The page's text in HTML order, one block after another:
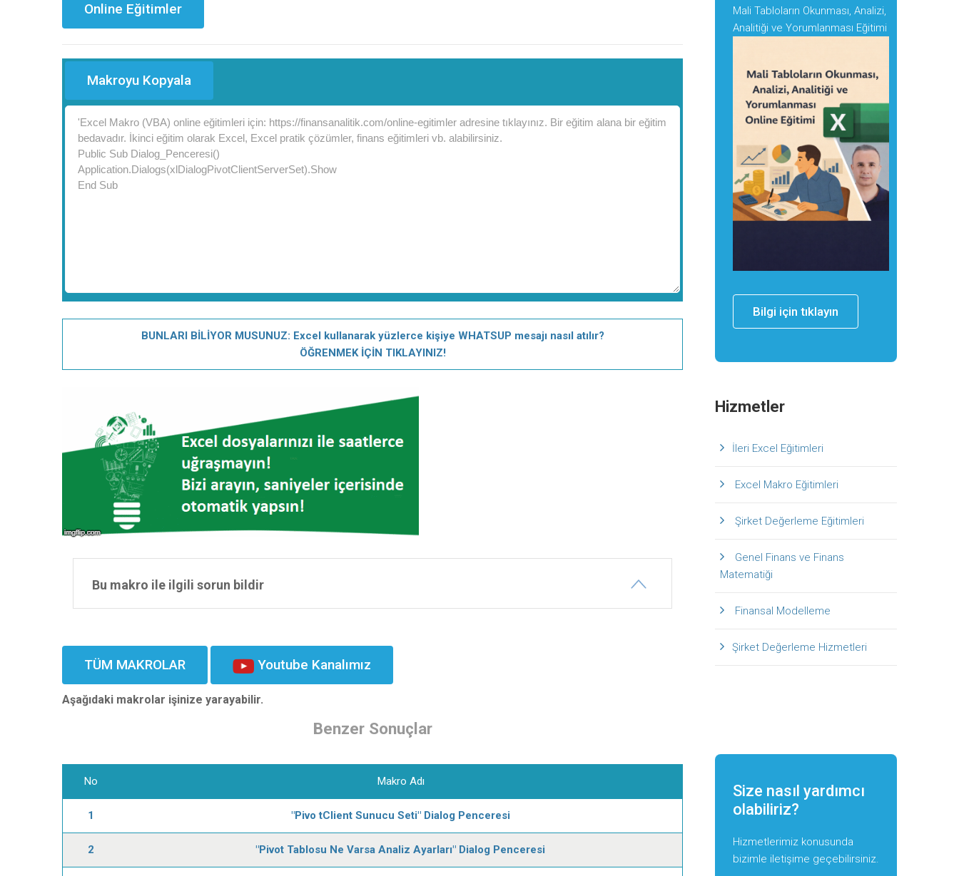
Online Eğitimler
Makroyu Kopyala
BUNLARI BİLİYOR MUSUNUZ: Excel kullanarak yüzlerce kişiye WHATSUP mesajı nasıl atılır?
ÖĞRENMEK İÇİN TIKLAYINIZ!
Bu makro ile ilgili sorun bildir
TÜM MAKROLAR Youtube Kanalımız
Aşağıdaki makrolar işinize yarayabilir.
Benzer Sonuçlar
No Makro Adı
1 "Pivo tClient Sunucu Seti" Dialog Penceresi
2 "Pivot Tablosu Ne Varsa Analiz Ayarları" Dialog Penceresi
Mali Tabloların Okunması, Analizi,
Analitiği ve Yorumlanması Eğitimi
Bilgi için tıklayın
Hizmetler
İleri Excel Eğitimleri
Excel Makro Eğitimleri
Şirket Değerleme Eğitimleri
Genel Finans ve Finans
Matematiği
Finansal Modelleme
Şirket Değerleme Hizmetleri
Size nasıl yardımcı
olabiliriz?
Hizmetlerimiz konusunda
bizimle iletişime geçebilirsiniz.